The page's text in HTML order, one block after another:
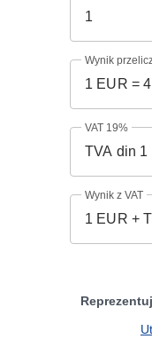
Wynik
VAT 19%
Wynik z VAT